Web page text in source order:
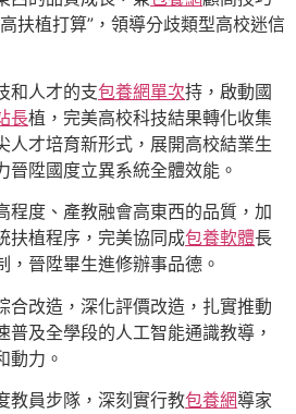
扶植打算”，領導分歧類型高校迷信
和人才的支包養網單次持，啟動國
長植，完美高校科技結果轉化收集
人才培育新形式，展開高校結業生
晉陞國度立異系統全體效能。
程度、產教融會高東西的品質，加
扶植程序，完美協同成包養軟體長
，晉陞畢生進修辦事品德。
合改造，深化評價改造，扎實推動
普及全學段的人工智能通識教導，
動力。
教員步隊，深刻實行教包養網導家